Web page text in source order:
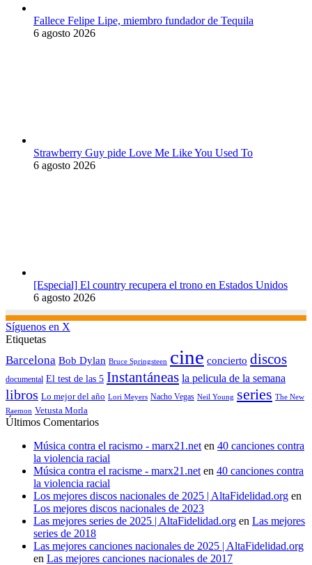
Fallece Felipe Lipe, miembro fundador de Tequila
6 agosto 2026
Strawberry Guy pide Love Me Like You Used To
6 agosto 2026
[Especial] El country recupera el trono en Estados Unidos
6 agosto 2026
Síguenos en X
Etiquetas
Barcelona Bob Dylan Bruce Springsteen cine concierto discos
documental El test de las 5 Instantáneas la pelicula de la semana
libros Lo mejor del año Lori Meyers Nacho Vegas Neil Young series The New
Raemon Vetusta Morla
Últimos Comentarios
Música contra el racismo - marx21.net en 40 canciones contra
la violencia racial
Música contra el racisme - marx21.net en 40 canciones contra
la violencia racial
Los mejores discos nacionales de 2025 | AltaFidelidad.org en
Los mejores discos nacionales de 2023
Las mejores series de 2025 | AltaFidelidad.org en Las mejores
series de 2018
Las mejores canciones nacionales de 2025 | AltaFidelidad.org
en Las mejores canciones nacionales de 2017